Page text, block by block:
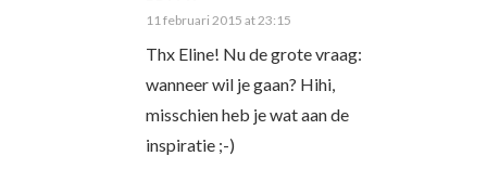
11 februari 2015 at 23:15
Thx Eline! Nu de grote vraag:
wanneer wil je gaan? Hihi,
misschien heb je wat aan de
inspiratie ;-)